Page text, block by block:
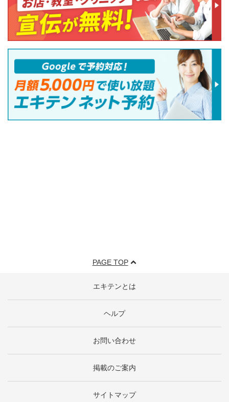
PAGE TOP
エキテンとは
ヘルプ
お問い合わせ
掲載のご案内
サイトマップ